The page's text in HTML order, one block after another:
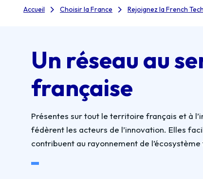
Accueil Choisir la France Rejoignez la French Tech
Un réseau au
française
Présentes sur tout le territoire français et à
fédèrent les acteurs de l’innovation. Elles
contribuent au rayonnement de